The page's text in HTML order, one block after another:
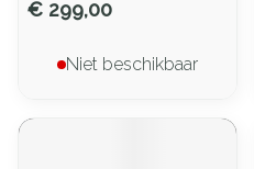
€ 299,00
Niet beschikbaar